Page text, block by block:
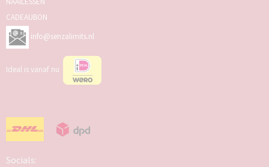
CADEAUBON
info@senzalimits.nl
Ideal is vanaf nu
Socials: